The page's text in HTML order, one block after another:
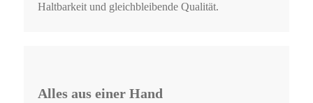
Haltbarkeit und gleichbleibende Qualität.
Alles aus einer Hand